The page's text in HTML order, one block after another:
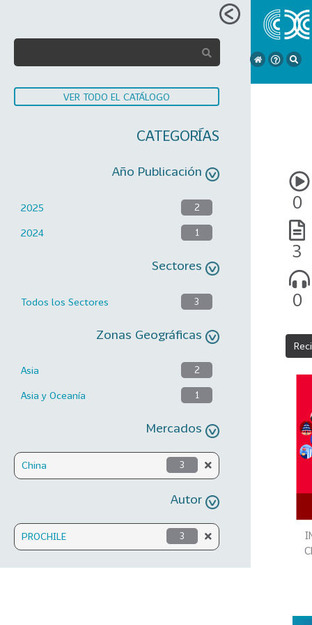
VER TODO EL CATÁLOGO
CATEGORÍAS
Año Publicación
2025 2
2024 1
Sectores
Todos los Sectores 3
Zonas Geográficas
Asia 2
Asia y Oceanía 1
Mercados
China 3
Autor
PROCHILE 3
0
3
0